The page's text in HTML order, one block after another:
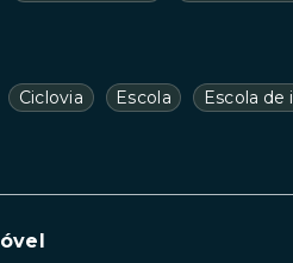
Ciclovia Escola Escola de